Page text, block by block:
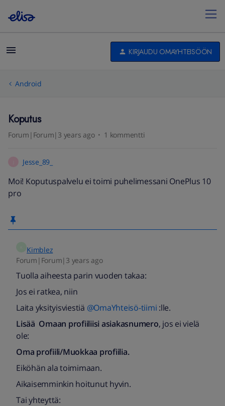
KIRJAUDU OMAYHTEISÖÖN
Android
Koputus
Forum|Forum|3 years ago 1 kommentti
Jesse_89_
Moi! Koputuspalvelu ei toimi puhelimessani OnePlus 10
pro
Kimblez
Forum|Forum|3 years ago
Tuolla aiheesta parin vuoden takaa:
Jos ei ratkea, niin
Laita yksityisviestiä @OmaYhteisö-tiimi :lle.
Lisää Omaan profiiliisi asiakasnumero, jos ei vielä
ole:
Oma profiili/Muokkaa profiilia.
Eiköhän ala toimimaan.
Aikaisemminkin hoitunut hyvin.
Tai yhteyttä: